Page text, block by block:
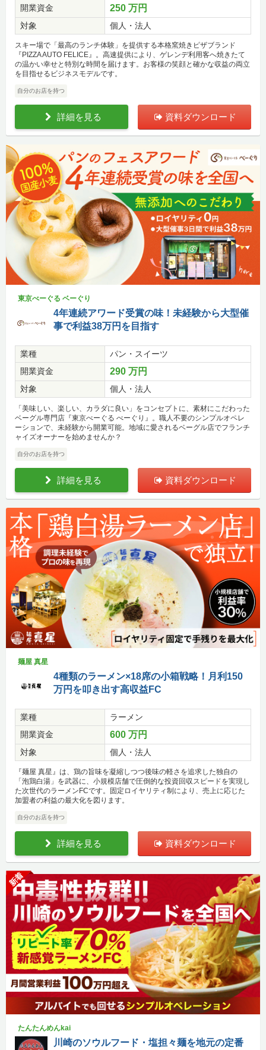
開業資金 250 万円
対象 個人・法人
スキー場で「最高のランチ体験」を提供する本格窯焼きピザブランド
『PIZZA AUTO FELICE』。高速提供により、ゲレンデ利用客へ焼きたて
の温かい幸せと特別な時間を届けます。お客様の笑顔と確かな収益の両立
を目指せるビジネスモデルです。
自分のお店を持つ
詳細を見る 資料ダウンロード
東京べーぐる ベーぐり
4年連続アワード受賞の味！未経験から大型催
事で利益38万円を目指す
業種
パン・スイーツ
開業資金
290 万円
対象 個人・法人
「美味しい、楽しい、カラダに良い」をコンセプトに、素材にこだわった
ベーグル専門店『東京べーぐる べーぐり』。職人不要のシンプルオペレ
ーションで、未経験から開業可能。地域に愛されるベーグル店でフランチ
ャイズオーナーを始めませんか？
自分のお店を持つ
詳細を見る 資料ダウンロード
麺屋 真星
4種類のラーメン×18席の小箱戦略！月利150
万円を叩き出す高収益FC
業種
ラーメン
開業資金
600 万円
対象 個人・法人
『麺屋 真星』は、鶏の旨味を凝縮しつつ後味の軽さを追求した独自の
「泡鶏白湯」を武器に、小規模店舗で圧倒的な投資回収スピードを実現し
た次世代のラーメンFCです。固定ロイヤリティ制により、売上に応じた
加盟者の利益の最大化を図ります。
自分のお店を持つ
詳細を見る 資料ダウンロード
新着
たんたんめんkai
川崎のソウルフード・塩担々麺を地元の定番